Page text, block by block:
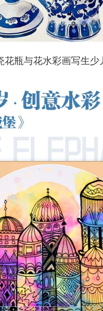
花瓶与花水彩画写生少